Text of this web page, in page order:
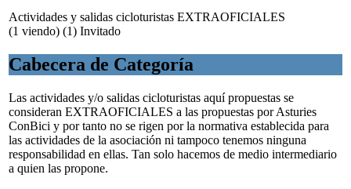
Actividades y salidas cicloturistas EXTRAOFICIALES
(1 viendo) (1) Invitado
Cabecera de Categoría
Las actividades y/o salidas cicloturistas aquí propuestas se
consideran EXTRAOFICIALES a las propuestas por Asturies
ConBici y por tanto no se rigen por la normativa establecida para
las actividades de la asociación ni tampoco tenemos ninguna
responsabilidad en ellas. Tan solo hacemos de medio intermediario
a quien las propone.